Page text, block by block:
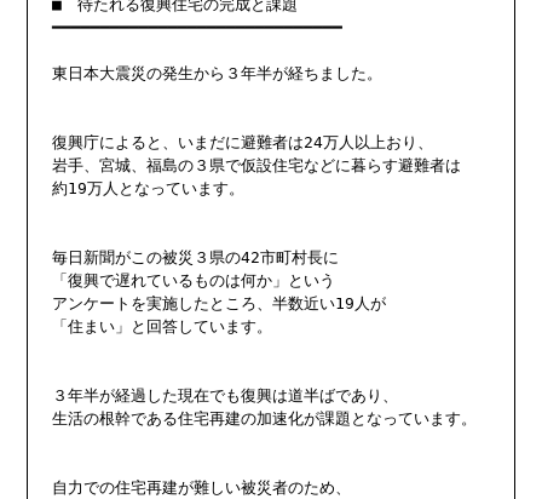
■　待たれる復興住宅の完成と課題
━━━━━━━━━━━━━━━━━━━━━━━━━━━━━━
東日本大震災の発生から３年半が経ちました。
復興庁によると、いまだに避難者は24万人以上おり、
岩手、宮城、福島の３県で仮設住宅などに暮らす避難者は
約19万人となっています。
毎日新聞がこの被災３県の42市町村長に
「復興で遅れているものは何か」という
アンケートを実施したところ、半数近い19人が
「住まい」と回答しています。
３年半が経過した現在でも復興は道半ばであり、
生活の根幹である住宅再建の加速化が課題となっています。
自力での住宅再建が難しい被災者のため、